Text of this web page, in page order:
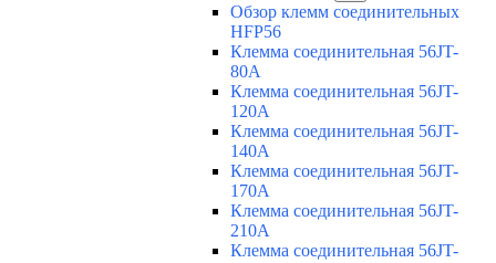
Обзор клемм соединительных
HFP56
Клемма соединительная 56JT-
80A
Клемма соединительная 56JT-
120A
Клемма соединительная 56JT-
140A
Клемма соединительная 56JT-
170A
Клемма соединительная 56JT-
210A
Клемма соединительная 56JT-